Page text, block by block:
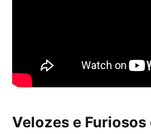
Velozes e Furiosos